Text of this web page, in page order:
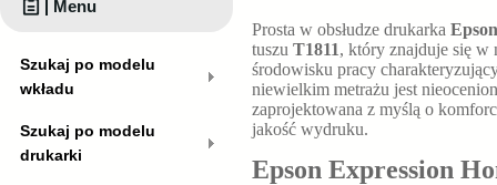
Prosta w obsłudze drukarka
tuszu T1811, który znajduje się w
środowisku pracy
niewielkim metrażu jest
zaprojektowana z myślą o
jakość wydruku.
Epson Expression
Menu
Szukaj po modelu
wkładu
Szukaj po modelu
drukarki